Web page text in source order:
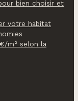
bien choisir et
votre habitat
m² selon la